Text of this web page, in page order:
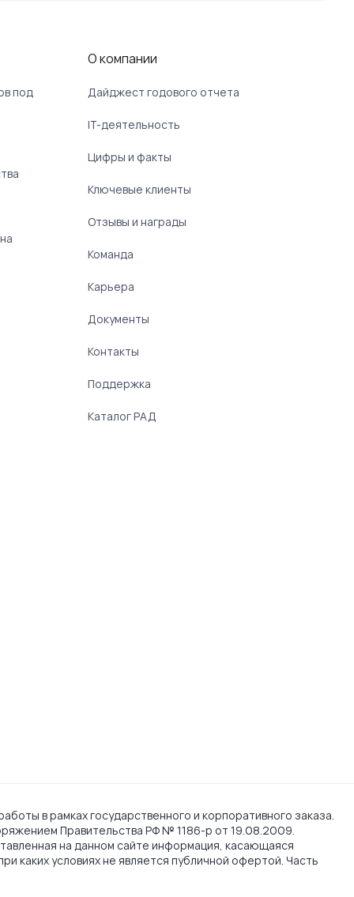
под
О компании
Дайджест годового отчета
IT-деятельность
Цифры и факты
Ключевые клиенты
Отзывы и награды
Команда
Карьера
Документы
Контакты
Поддержка
Каталог РАД
в рамках государственного и корпоративного заказа.
Правительства РФ № 1186-р от 19.08.2009.
на данном сайте информация, касающаяся
каких условиях не является публичной офертой. Часть